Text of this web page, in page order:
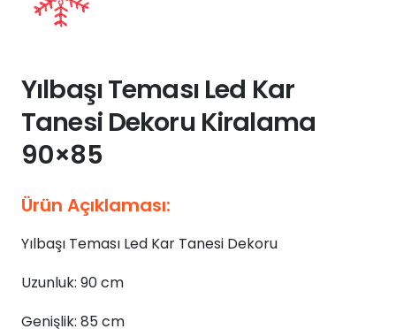
Yılbaşı Teması Led Kar
Tanesi Dekoru Kiralama
90×85
Ürün Açıklaması:
Yılbaşı Teması Led Kar Tanesi Dekoru
Uzunluk: 90 cm
Genişlik: 85 cm